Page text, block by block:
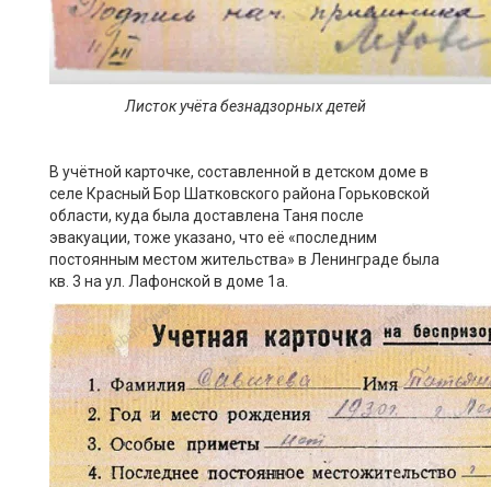
Листок учёта безнадзорных детей
В учётной карточке, составленной в детском доме в
селе Красный Бор Шатковского района Горьковской
области, куда была доставлена Таня после
эвакуации, тоже указано, что её «последним
постоянным местом жительства» в Ленинграде была
кв. 3 на ул. Лафонской в доме 1а.